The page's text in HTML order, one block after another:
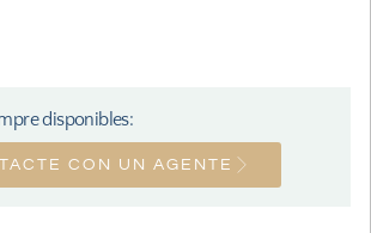
disponibles:
CON UN AGENTE